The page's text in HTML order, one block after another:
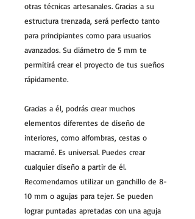
otras técnicas artesanales. Gracias a su
estructura trenzada, será perfecto tanto
para principiantes como para usuarios
avanzados. Su diámetro de 5 mm te
permitirá crear el proyecto de tus sueños
rápidamente.
Gracias a él, podrás crear muchos
elementos diferentes de diseño de
interiores, como alfombras, cestas o
macramé. Es universal. Puedes crear
cualquier diseño a partir de él.
Recomendamos utilizar un ganchillo de 8-
10 mm o agujas para tejer. Se pueden
lograr puntadas apretadas con una aguja